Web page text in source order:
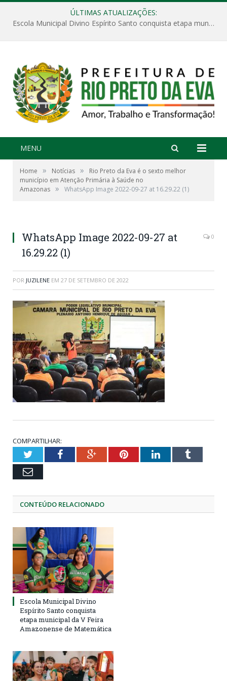
ÚLTIMAS ATUALIZAÇÕES:
Escola Municipal Divino Espírito Santo conquista etapa municipal da V Feira Amazonense de Matemática
MENU
Home » Notícias »
Rio Preto da Eva é o sexto melhor
município em Atenção Primária à Saúde no
Amazonas » WhatsApp Image 2022-09-27 at 16.29.22 (1)
WhatsApp Image 2022-09-27 at
16.29.22 (1)
0
POR JUZILENE EM 27 DE SETEMBRO DE 2022
COMPARTILHAR:
TwitterFacebookGoogle+PinterestLinkedInTumblr
Email
CONTEÚDO RELACIONADO
Escola Municipal Divino
Espírito Santo conquista
etapa municipal da V Feira
Amazonense de Matemática